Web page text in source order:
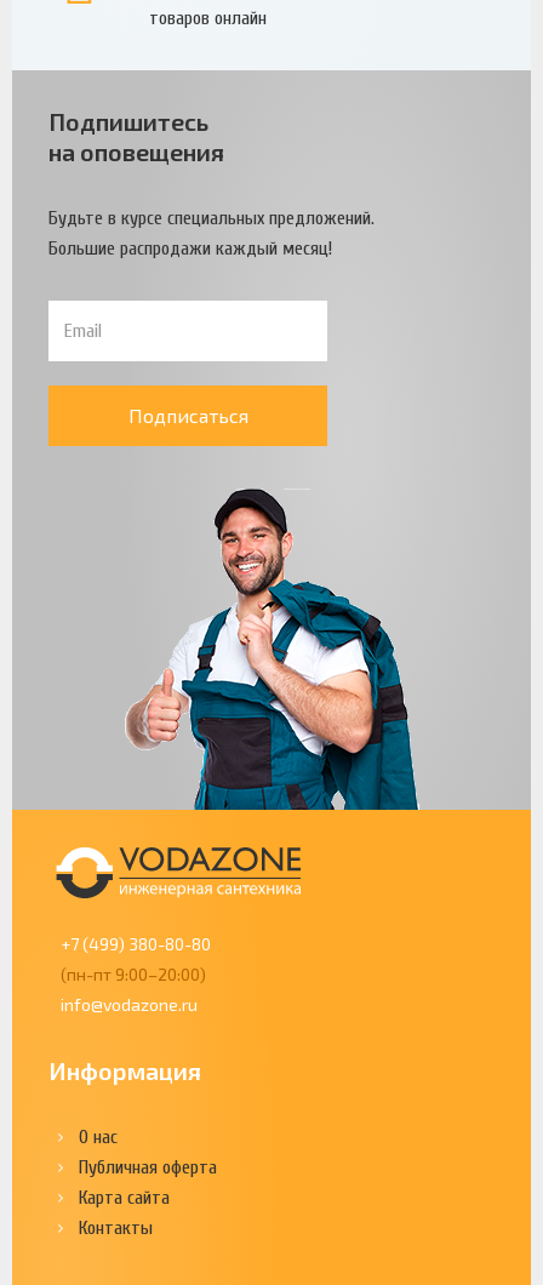
товаров онлайн
Подпишитесь
на оповещения
Будьте в курсе специальных предложений.
Большие распродажи каждый месяц!
Подписаться
+7 (499) 380-80-80
(пн-пт 9:00–20:00)
info@vodazone.ru
Информация
О нас
Публичная оферта
Карта сайта
Контакты